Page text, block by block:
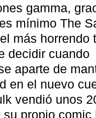
gamma,
mínimo The
más horrendo
decidir cuando
aparte de
en el nuevo
vendió unos
su propio comic